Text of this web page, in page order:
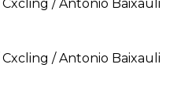
/ Antonio Baixauli
/ Antonio Baixauli